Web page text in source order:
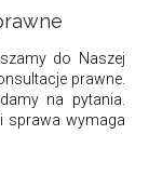
do Naszej
prawne.
na pytania.
sprawa wymaga